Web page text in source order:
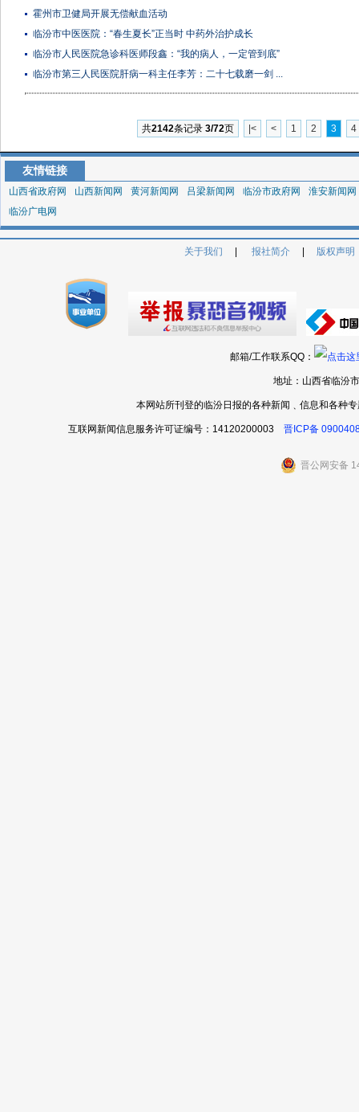
霍州市卫健局开展无偿献血活动
临汾市中医医院：“春生夏长”正当时 中药外治护成长
临汾市人民医院急诊科医师段鑫：“我的病人，一定管到底”
临汾市第三人民医院肝病一科主任李芳：二十七载磨一剑 ...
|< < 1 2 3 4
共2142条记录 3/72页
友情链接
山西省政府网 山西新闻网 黄河新闻网 吕梁新闻网 临汾市政府网
淮安新闻网
临汾广电网
关于我们 报社简介 版权声明
邮箱/工作联系QQ：
地址：山西省临汾
本网站所刊登的临汾日报的各种新闻﹑信息和各种
互联网新闻信息服务许可证编号：14120200003 晋ICP备
晋公网安备